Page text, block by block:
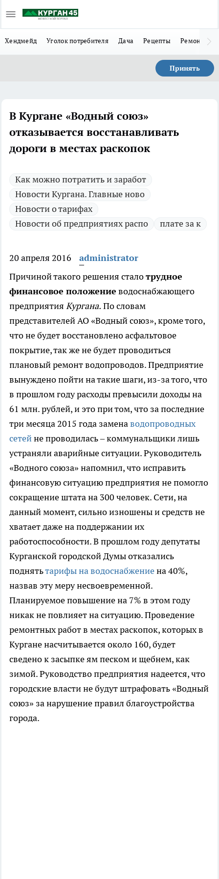
Хендмейд Уголок потребителя Дача Рецепты Ремонт
Принять
В Кургане «Водный союз»
отказывается восстанавливать
дороги в местах раскопок
Как можно потратить и заработ
Новости Кургана. Главные ново
Новости о тарифах
Новости об предприятиях распо
плате за к
20 апреля 2016
administrator
Причиной такого решения сталотрудное
финансовое положение водоснабжающего
предприятия Кургана. По словам
представителей АО «Водный союз», кроме того,
что не будет восстановлено асфальтовое
покрытие, так же не будет проводиться
плановый ремонт водопроводов. Предприятие
вынуждено пойти на такие шаги, из-за того, что
в прошлом году расходы превысили доходы на
61 млн. рублей, и это при том, что за последние
три месяца 2015 года заменаводопроводных
сетейне проводилась – коммунальщики лишь
устраняли аварийные ситуации. Руководитель
«Водного союза» напомнил, что исправить
финансовую ситуацию предприятия не помогло
сокращение штата на 300 человек. Сети, на
данный момент, сильно изношены и средств не
хватает даже на поддержании их
работоспособности. В прошлом году депутаты
Курганской городской Думы отказались
поднятьтарифы на водоснабжениена 40%,
назвав эту меру несвоевременной.
Планируемое повышение на 7% в этом году
никак не повлияет на ситуацию. Проведение
ремонтных работ в местах раскопок, которых в
Кургане насчитывается около 160, будет
сведено к засыпке ям песком и щебнем, как
зимой. Руководство предприятия надеется, что
городские власти не будут штрафовать «Водный
союз» за нарушение правил благоустройства
города.